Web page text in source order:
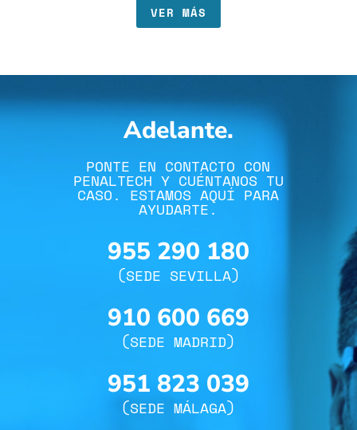
VER MÁS
Adelante.
PONTE EN CONTACTO CON
PENALTECH Y CUÉNTANOS TU
CASO. ESTAMOS AQUÍ PARA
AYUDARTE.
955 290 180
(SEDE SEVILLA)
910 600 669
(SEDE MADRID)
951 823 039
(SEDE MÁLAGA)